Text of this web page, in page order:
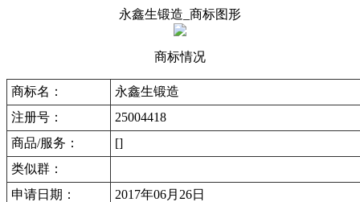
永鑫生锻造_商标图形
商标情况
商标名：
永鑫生锻造
注册号：
25004418
商品/服务：
[]
类似群：
申请日期：
2017年06月26日